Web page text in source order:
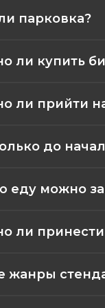
парковка?
ли купить
ли прийти
до
еду можно
ли принести
жанры